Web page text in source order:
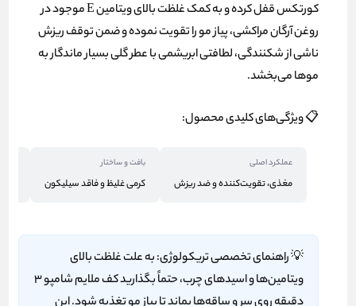
کورتکس قفل کرده و به کمک غلظت بالای ویتامین E موجود در
روغن آرگان مراکشی، پیاز مو را تقویت نموده و ضمن توقف ریزش
ناشی از شکنندگی، لطافتی ابریشمی با عطر گلی بسیار ماندگار به
موها می‌بخشد.
📋 ویژگی‌های کلیدی محصول:
عملکرد اصلی
مغذی، تقویت‌کننده و ضد ریزش
بافت و ساختار
کرمی غلیظ و فاقد سیلیکون
💡راهنمای تخصصی تریکولوژی:به علت غلظت بالای
ویتامین‌ها و اسیدهای چرب، حتماً بگذارید کف ملایم شامپو ۳